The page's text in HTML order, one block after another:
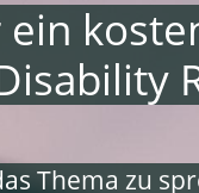
Thema zu